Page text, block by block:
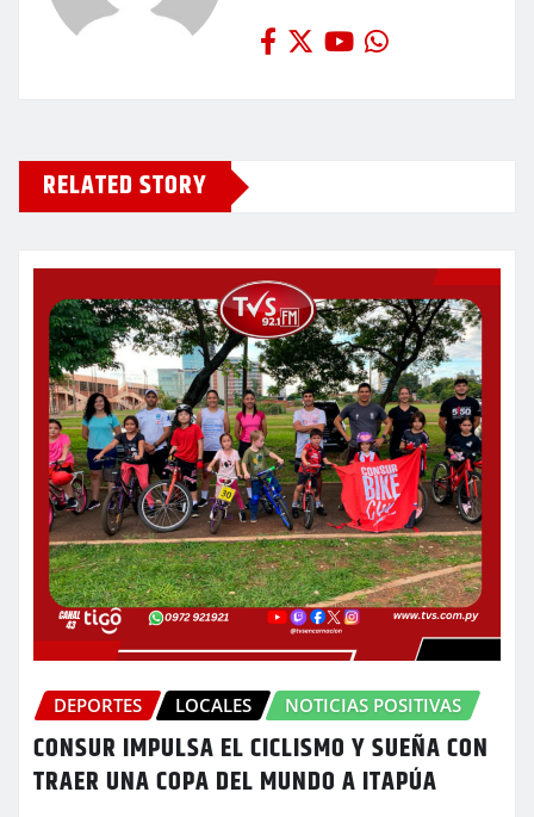
RELATED STORY
DEPORTES LOCALES NOTICIAS POSITIVAS
CONSUR IMPULSA EL CICLISMO Y SUEÑA CON
TRAER UNA COPA DEL MUNDO A ITAPÚA